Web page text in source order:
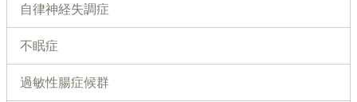
自律神経失調症
不眠症
過敏性腸症候群